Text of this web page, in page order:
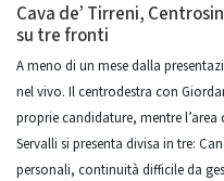
Cava de’ Tirreni,
su tre fronti
A meno di un mese dalla
nel vivo. Il centrodestra con
proprie candidature, mentre
Servalli si presenta divisa in tre:
personali, continuità difficile da